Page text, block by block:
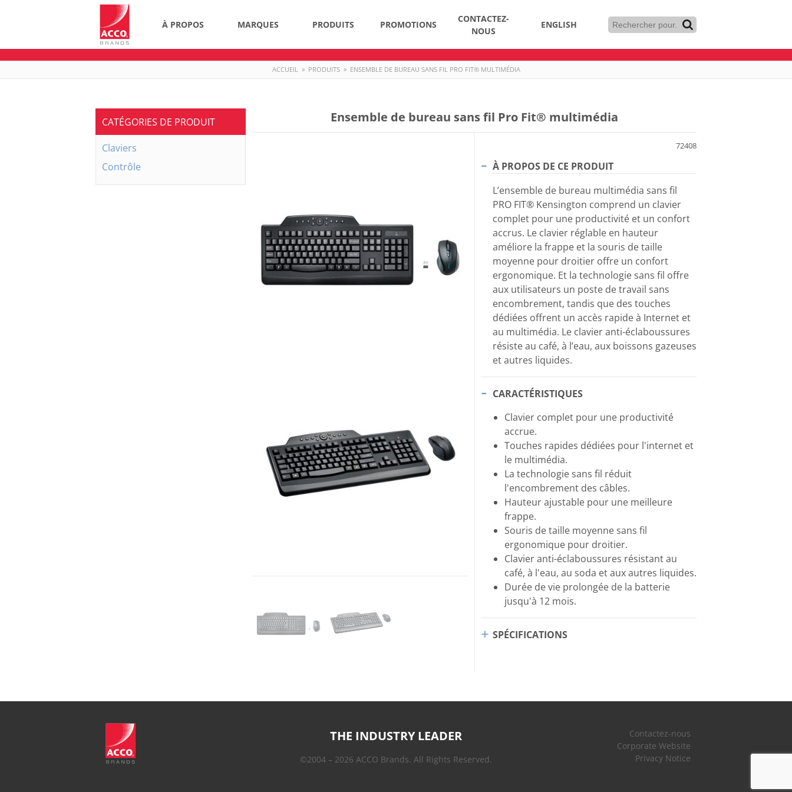
À PROPOS MARQUES PRODUITS PROMOTIONS
CONTACTEZ-
NOUS
ENGLISH
ACCUEIL » PRODUITS » ENSEMBLE DE BUREAU SANS FIL PRO FIT® MULTIMÉDIA
Ensemble de bureau sans fil Pro Fit® multimédia
72408
À PROPOS DE CE PRODUIT
L’ensemble de bureau multimédia sans fil
PRO FIT® Kensington comprend un clavier
complet pour une productivité et un confort
accrus. Le clavier réglable en hauteur
améliore la frappe et la souris de taille
moyenne pour droitier offre un confort
ergonomique. Et la technologie sans fil offre
aux utilisateurs un poste de travail sans
encombrement, tandis que des touches
dédiées offrent un accès rapide à Internet et
au multimédia. Le clavier anti-éclaboussures
résiste au café, à l’eau, aux boissons gazeuses
et autres liquides.
CARACTÉRISTIQUES
Clavier complet pour une productivité
accrue.
Touches rapides dédiées pour l'internet et
le multimédia.
La technologie sans fil réduit
l'encombrement des câbles.
Hauteur ajustable pour une meilleure
frappe.
Souris de taille moyenne sans fil
ergonomique pour droitier.
Clavier anti-éclaboussures résistant au
café, à l'eau, au soda et aux autres liquides.
Durée de vie prolongée de la batterie
jusqu'à 12 mois.
SPÉCIFICATIONS
CATÉGORIES DE PRODUIT
Claviers
Contrôle
THE INDUSTRY LEADER
©2004 – 2026 ACCO Brands. All Rights Reserved.
Contactez-nous
Corporate Website
Privacy Notice